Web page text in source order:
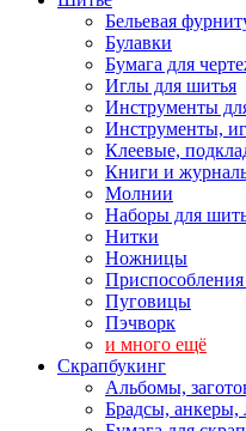
Бельевая
Булавки
Бумага для
Иглы для шитья
Инструменты
Инструменты,
Клеевые,
Книги и
Молнии
Наборы для
Нитки
Ножницы
Пуговицы
Пэчворк
и много ещё
Скрапбукинг
Альбомы,
Брадсы, анкеры,